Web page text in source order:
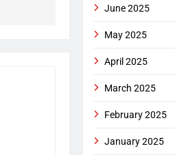
June 2025
May 2025
April 2025
March 2025
February 2025
January 2025